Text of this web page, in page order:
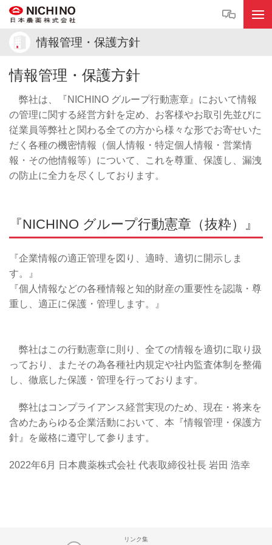
情報管理・保護方針
情報管理・保護方針
弊社は、『NICHINO グループ行動憲章』において情報
の管理に関する経営方針を定め、お客様やお取引先並びに
従業員等弊社と関わる全ての方から様々な形でお寄せいた
だく各種の機密情報（個人情報・特定個人情報・営業情
報・その他情報等）について、これを尊重、保護し、漏洩
の防止に全力を尽くしております。
『NICHINO グループ行動憲章（抜粋）』
『企業情報の適正管理を図り、適時、適切に開示しま
す。』
『個人情報などの各種情報と知的財産の重要性を認識・尊
重し、適正に保護・管理します。』
弊社はこの行動憲章に則り、全ての情報を適切に取り扱
っており、またその為各種社内規定や社内監査体制を整備
し、徹底した保護・管理を行っております。
弊社はコンプライアンス経営実現のため、現在・将来を
含めたあらゆる企業活動において、本『情報管理・保護方
針』を厳格に遵守して参ります。
2022年6月 日本農薬株式会社 代表取締役社長 岩田 浩幸
リンク集